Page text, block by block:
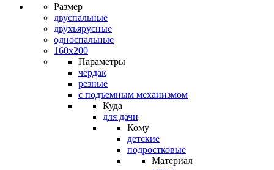
Размер
двуспальные
двухъярусные
односпальные
160х200
Параметры
чердак
резные
с подъемным механизмом
Куда
для дачи
Кому
детские
подростковые
Материал